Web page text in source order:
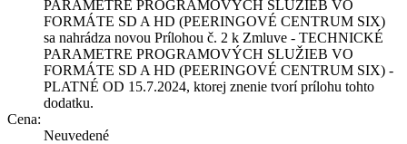
PARAMETRE PROGRAMOVÝCH SLUŽIEB VO
FORMÁTE SD A HD (PEERINGOVÉ CENTRUM SIX)
sa nahrádza novou Prílohou č. 2 k Zmluve - TECHNICKÉ
PARAMETRE PROGRAMOVÝCH SLUŽIEB VO
FORMÁTE SD A HD (PEERINGOVÉ CENTRUM SIX) -
PLATNÉ OD 15.7.2024, ktorej znenie tvorí prílohu tohto
dodatku.
Cena:
Neuvedené